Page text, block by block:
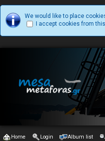
We would like to place
I accept cookies from
Home Login Album list